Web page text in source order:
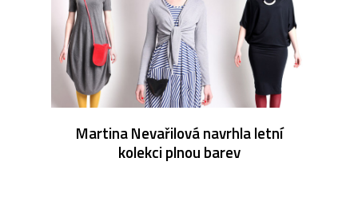
Martina Nevařilová navrhla letní
kolekci plnou barev